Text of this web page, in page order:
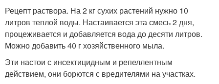
Рецепт раствора. На 2 кг сухих растений нужно 10
литров теплой воды. Настаивается эта смесь 2 дня,
процеживается и добавляется вода до десяти литров.
Можно добавить 40 г хозяйственного мыла.
Эти настои с инсектицидным и репеллентным
действием, они борются с вредителями на участках.